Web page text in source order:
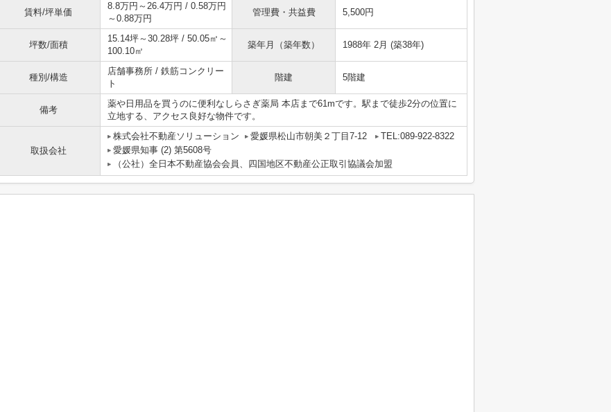
賃料/坪単価
8.8万円～26.4万円 / 0.58万円
～0.88万円
管理費・共益費 5,500円
坪数/面積
15.14坪～30.28坪 / 50.05㎡～
100.10㎡
築年月（築年数） 1988年 2月 (築38年)
種別/構造
店舗事務所 / 鉄筋コンクリー
ト
階建 5階建
備考
薬や日用品を買うのに便利なしらさぎ薬局 本店まで61mです。駅まで徒歩2分の位置に
立地する、アクセス良好な物件です。
取扱会社
株式会社不動産ソリューション 愛媛県松山市朝美２丁目7-12
TEL:089-922-8322
愛媛県知事 (2) 第5608号
（公社）全日本不動産協会会員、四国地区不動産公正取引協議会加盟